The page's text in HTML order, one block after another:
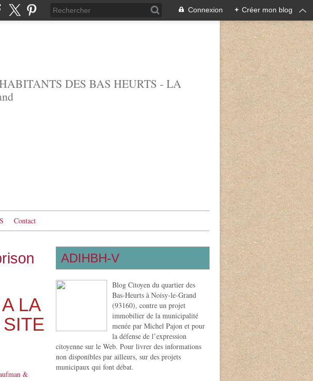
Connexion + Créer mon blog
DES BAS HEURTS - LA
Contact
LA
ADIHBH-V
Blog Citoyen du quartier des
Bas-Heurts à Noisy-le-Grand
(93160), contre un projet
immobilier de la municipalité
menée par Michel Pajon et pour
la défense de l’expression
citoyenne sur le Web. Pour livrer des informations
non disponibles par ailleurs, sur des projets
municipaux qui font débat.